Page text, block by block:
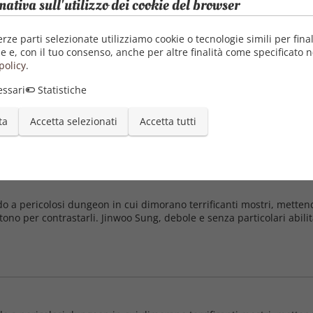
a pericolosi dungeon in cui dimorano terrificanti mostri,
per contrastarli. Jinwoo Sung, debole e senza particolari
a pericolosi dungeon in cui dimorano terrificanti mostri,
per contrastarli. Jinwoo Sung, debole e senza particolari
sull'utilizzo dei cookie del browser
parti selezionate utilizziamo cookie o tecnologie simili per
e, con il tuo consenso, anche per altre finalità come specificato
.
Statistiche
Accetta selezionati Accetta tutti